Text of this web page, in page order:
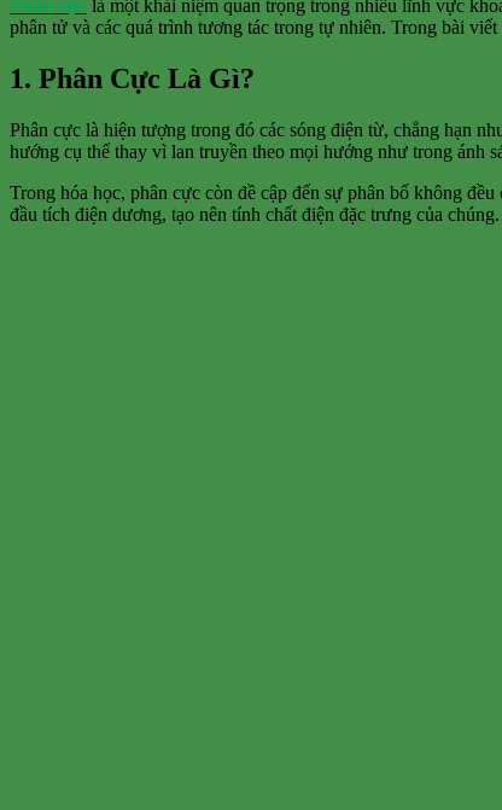
Phân cực là một khái niệm quan trọng trong nhiều lĩnh vực
phân tử và các quá trình tương tác trong tự nhiên. Trong bài
1. Phân Cực Là Gì?
Phân cực là hiện tượng trong đó các sóng điện từ, chẳng hạn
hướng cụ thể thay vì lan truyền theo mọi hướng như trong ánh
Trong hóa học, phân cực còn đề cập đến sự phân bố không
đầu tích điện dương, tạo nên tính chất điện đặc trưng của chúng.